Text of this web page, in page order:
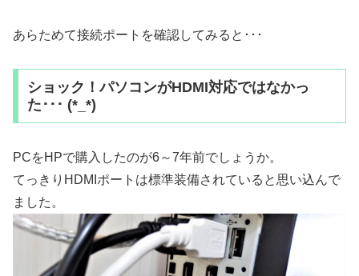
あらためて接続ポートを確認してみると･･･
ショック！パソコンがHDMI対応ではなかっ
た･･･ (*_*)
PCをHPで購入したのが6～7年前でしょうか。
てっきりHDMIポートは標準装備されていると思い込んで
ました。